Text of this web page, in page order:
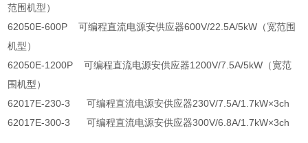
范围机型）
62050E-600P
可编程直流电源安供应器600V/22.5A/5kW （宽范围
机型）
62050E-1200P
可编程直流电源安供应器1200V/7.5A/5kW （宽范
围机型）
62017E-230-3
可编程直流电源安供应器230V/7.5A/1.7kW×3ch
62017E-300-3
可编程直流电源安供应器300V/6.8A/1.7kW×3ch